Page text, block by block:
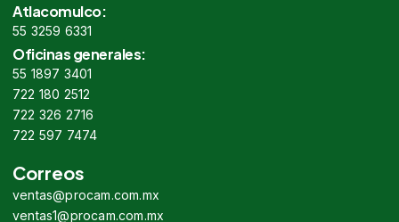
Atlacomulco:
55 3259 6331
Oficinas generales:
55 1897 3401
722 180 2512
722 326 2716
722 597 7474
Correos
ventas@procam.com.mx
ventas1@procam.com.mx